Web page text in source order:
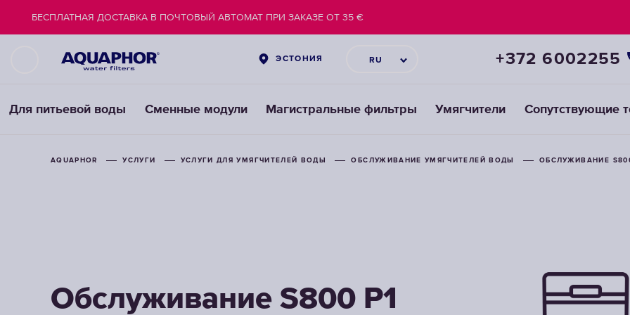
ЭСТОНИЯ RU +372 6002255
Для питьевой воды Сменные модули Магистральные фильтры Умягчители Сопутствующие
БЕСПЛАТНАЯ ДОСТАВКА В ПОЧТОВЫЙ АВТОМАТ ПРИ ЗАКАЗЕ ОТ 35 €
AQUAPHOR УСЛУГИ УСЛУГИ ДЛЯ УМЯГЧИТЕЛЕЙ ВОДЫ ОБСЛУЖИВАНИЕ УМЯГЧИТЕЛЕЙ ВОДЫ ОБСЛУЖИВАНИЕ
Обслуживание S800 P1